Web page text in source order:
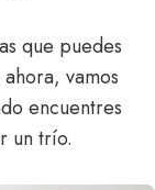
que puedes
vamos
encuentres
un trío.